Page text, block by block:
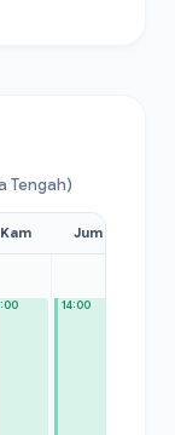
Tengah)
Kam Jum
14:00